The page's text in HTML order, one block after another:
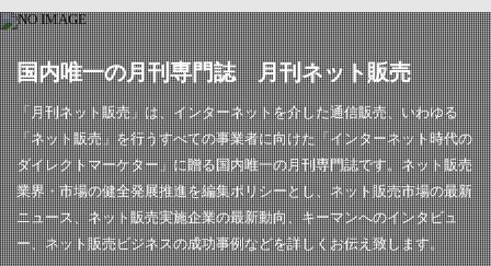
国内唯一の月刊専門誌 月刊ネット販売
「月刊ネット販売」は、インターネットを介した通信販売、いわゆる
「ネット販売」を行うすべての事業者に向けた「インターネット時代の
ダイレクトマーケター」に贈る国内唯一の月刊専門誌です。ネット販売
業界・市場の健全発展推進を編集ポリシーとし、ネット販売市場の最新
ニュース、ネット販売実施企業の最新動向、キーマンへのインタビュ
ー、ネット販売ビジネスの成功事例などを詳しくお伝え致します。